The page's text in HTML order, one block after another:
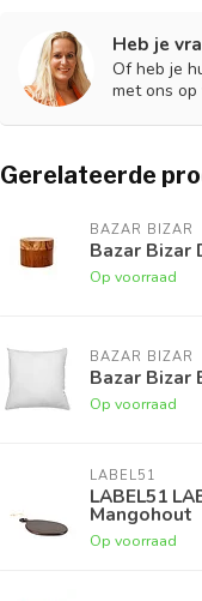
Heb je
Of heb je
met ons op
Gerelateerde
BAZAR BIZAR
Bazar Bizar
Op voorraad
BAZAR BIZAR
Bazar Bizar
Op voorraad
LABEL51
LABEL51
Mangohout
Op voorraad